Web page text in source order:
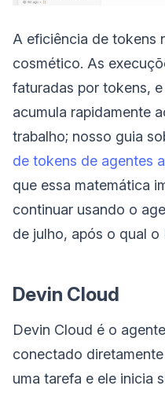
A eficiência de tokens
cosmético. As
faturadas por tokens,
acumula rapidamente
trabalho; nosso guia
de tokens de agentes
que essa matemática
continuar usando o
de julho, após o qual
Devin Cloud
Devin Cloud é o
conectado
uma tarefa e ele inicia